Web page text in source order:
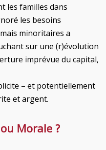
les familles dans
les besoins
minoritaires a
sur une (r)évolution
imprévue du capital,
– et potentiellement
et argent.
Morale ?